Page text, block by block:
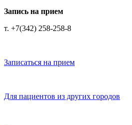
Запись на прием
т. +7(342) 258-258-8
Записаться на прием
Для пациентов из других городов